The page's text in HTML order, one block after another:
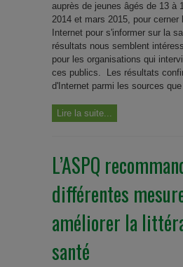
auprès de jeunes âgés de 13 à
2014 et mars 2015, pour cerner
Internet pour s'informer sur la
résultats nous semblent
pour les organisations qui
ces publics. Les résultats
d'Internet parmi les sources
Lire la suite...
L’ASPQ
différentes
améliorer la
santé